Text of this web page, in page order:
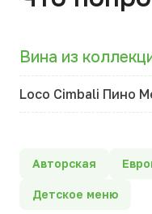
Вина из
Loco Cimbali Пино
Авторская
Детское меню